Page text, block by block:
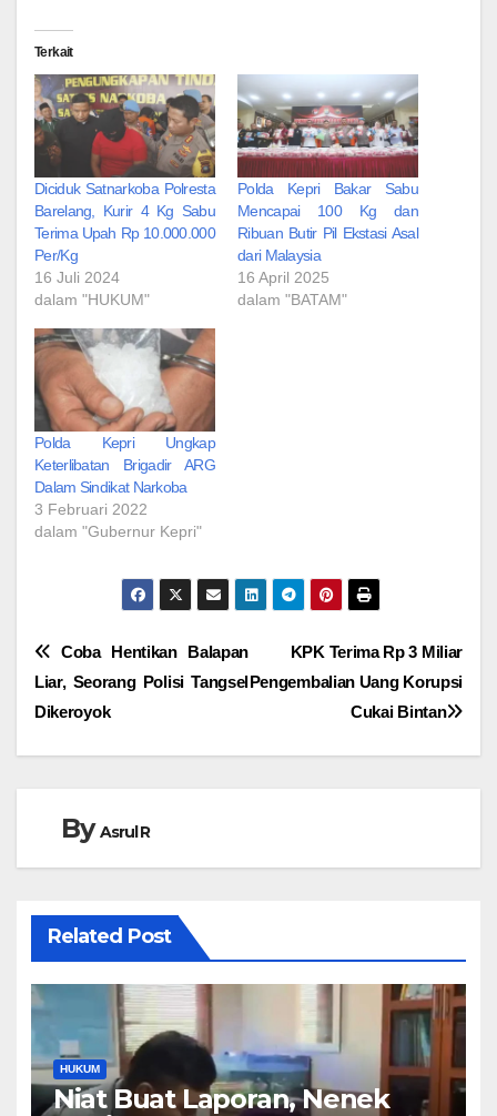
Terkait
Diciduk Satnarkoba Polresta
Barelang, Kurir 4 Kg Sabu
Terima Upah Rp 10.000.000
Per/Kg
16 Juli 2024
dalam "HUKUM"
Polda Kepri Bakar Sabu
Mencapai 100 Kg dan
Ribuan Butir Pil Ekstasi Asal
dari Malaysia
16 April 2025
dalam "BATAM"
Polda Kepri Ungkap
Keterlibatan Brigadir ARG
Dalam Sindikat Narkoba
3 Februari 2022
dalam "Gubernur Kepri"
Navigasi
pos
KPK Terima Rp 3 Miliar
Pengembalian Uang Korupsi
Cukai Bintan
Coba Hentikan Balapan
Liar, Seorang Polisi Tangsel
Dikeroyok
ByAsrul R
Related Post
HUKUM
Niat Buat Laporan, Nenek